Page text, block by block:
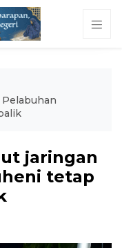
jaringan
tetap